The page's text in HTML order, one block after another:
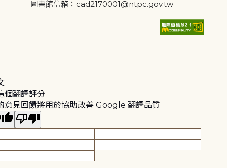
圖書館信箱：cad2170001@ntpc.gov.tw
個翻譯評分
意見回饋將用於協助改善 Google 翻譯品質